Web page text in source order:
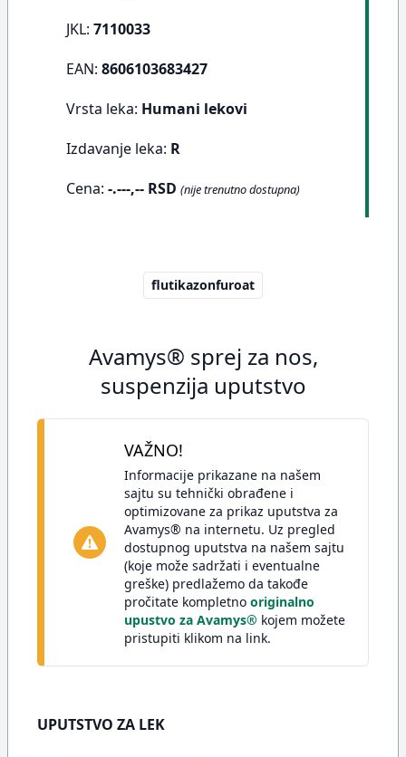
JKL: 7110033
EAN: 8606103683427
Vrsta leka: Humani lekovi
Izdavanje leka: R
Cena: -.---,-- RSD (nije trenutno dostupna)
flutikazonfuroat
Avamys® sprej za nos,
suspenzija uputstvo
VAŽNO!
Informacije prikazane na našem
sajtu su tehnički obrađene i
optimizovane za prikaz uputstva za
Avamys® na internetu. Uz pregled
dostupnog uputstva na našem sajtu
(koje može sadržati i eventualne
greške) predlažemo da takođe
pročitate kompletno originalno
upustvo za Avamys® kojem možete
pristupiti klikom na link.
UPUTSTVO ZA LEK